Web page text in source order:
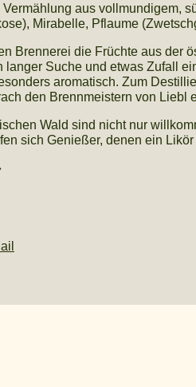
aus vollmundigem,
Mirabelle, Pflaume
Brennerei die Früchte aus der
Suche und etwas Zufall
aromatisch. Zum
den Brennmeistern von Liebl
Wald sind nicht nur
sich Genießer, denen ein